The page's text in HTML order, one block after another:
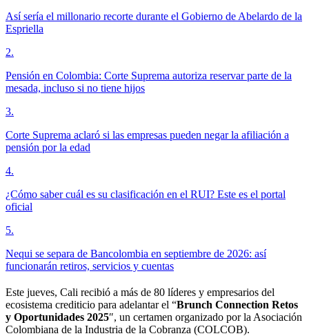
Así sería el millonario recorte durante el Gobierno de Abelardo de la
Espriella
2.
Pensión en Colombia: Corte Suprema autoriza reservar parte de la
mesada, incluso si no tiene hijos
3.
Corte Suprema aclaró si las empresas pueden negar la afiliación a
pensión por la edad
4.
¿Cómo saber cuál es su clasificación en el RUI? Este es el portal
oficial
5.
Nequi se separa de Bancolombia en septiembre de 2026: así
funcionarán retiros, servicios y cuentas
Este jueves, Cali recibió a más de 80 líderes y empresarios del
ecosistema crediticio para adelantar el “Brunch Connection Retos
y Oportunidades 2025″, un certamen organizado por la Asociación
Colombiana de la Industria de la Cobranza (COLCOB).